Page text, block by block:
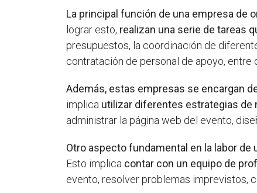
La principal función de una empresa de
lograr esto, realizan una serie de tareas
presupuestos, la coordinación de
contratación de personal de apoyo, entre
Además, estas empresas se encargan
implica utilizar diferentes estrategias de
administrar la página web del evento,
Otro aspecto fundamental en la labor
Esto implica contar con un equipo de
evento, resolver problemas imprevistos,